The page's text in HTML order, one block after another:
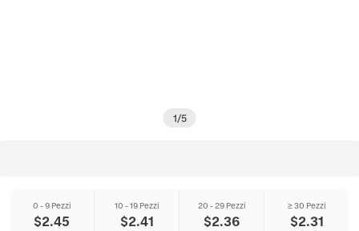
1/5
0 - 9 Pezzi
$2.45
10 - 19 Pezzi
$2.41
20 - 29 Pezzi
$2.36
≥ 30 Pezzi
$2.31